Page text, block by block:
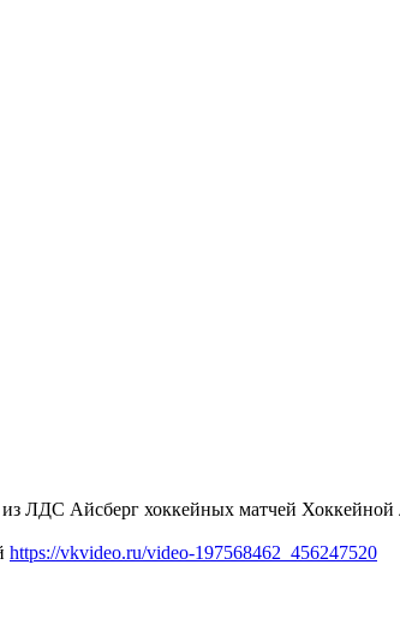
ЛДС Айсберг хоккейных матчей Хоккейной
https://vkvideo.ru/video-197568462_456247520